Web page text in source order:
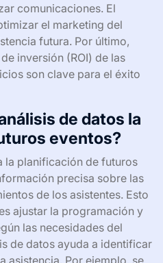
comunicaciones. El
el marketing del
futura. Por último,
inversión (ROI) de las
son clave para el éxito
de datos la
eventos?
la planificación de futuros
precisa sobre las
de los asistentes. Esto
ajustar la programación y
las necesidades del
de datos ayuda a identificar
asistencia. Por ejemplo, se